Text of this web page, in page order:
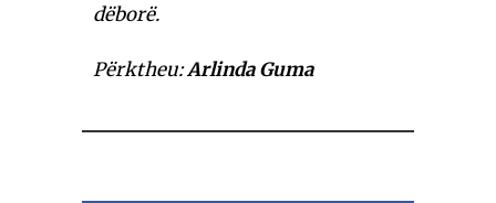
dëborë.
Përktheu:Arlinda Guma